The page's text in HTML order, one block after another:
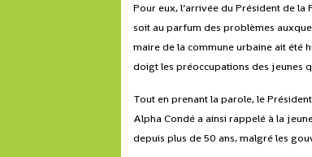
Pour eux, l’arrivée du Président de
soit au parfum des problèmes
maire de la commune urbaine ait été
doigt les préoccupations des jeunes
Tout en prenant la parole, le
Alpha Condé a ainsi rappelé à la
depuis plus de 50 ans, malgré les